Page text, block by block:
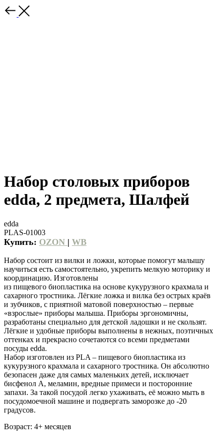
Набор столовых приборов
edda, 2 предмета, Шалфей
edda
PLAS-01003
Купить: OZON | WB
Набор состоит из вилки и ложки, которые помогут малышу
научиться есть самостоятельно, укрепить мелкую моторику и
координацию. Изготовлены
из пищевого биопластика на основе кукурузного крахмала и
сахарного тростника. Лёгкие ложка и вилка без острых краёв
и зубчиков, с приятной матовой поверхностью – первые
«взрослые» приборы малыша. Приборы эргономичны,
разработаны специально для детской ладошки и не скользят.
Лёгкие и удобные приборы выполнены в нежных, поэтичных
оттенках и прекрасно сочетаются со всеми предметами
посуды edda.
Набор изготовлен из PLA – пищевого биопластика из
кукурузного крахмала и сахарного тростника. Он абсолютно
безопасен даже для самых маленьких детей, исключает
бисфенол А, меламин, вредные примеси и посторонние
запахи. За такой посудой легко ухаживать, её можно мыть в
посудомоечной машине и подвергать заморозке до -20
градусов.
Возраст: 4+ месяцев